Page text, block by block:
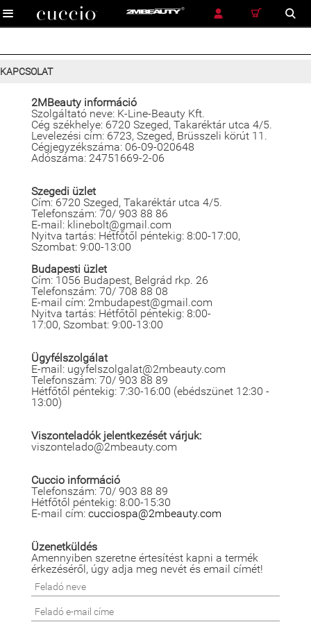
RÉSZLETES KERESÉS
KAPCSOLAT
2MBeauty információ
Szolgáltató neve: K-Line-Beauty Kft.
Cég székhelye: 6720 Szeged, Takaréktár utca 4/5.
Levelezési cím: 6723, Szeged, Brüsszeli körút 11.
Cégjegyzékszáma: 06-09-020648
Adószáma: 24751669-2-06
Szegedi üzlet
Cím: 6720 Szeged, Takaréktár utca 4/5.
Telefonszám: 70/ 903 88 86
E-mail: klinebolt@gmail.com
Nyitva tartás: Hétfőtől péntekig: 8:00-17:00,
Szombat: 9:00-13:00
Budapesti üzlet
Cím: 1056 Budapest, Belgrád rkp. 26
Telefonszám: 70/ 708 88 08
E-mail cím: 2mbudapest@gmail.com
Nyitva tartás: Hétfőtől péntekig: 8:00-
17:00, Szombat: 9:00-13:00
Ügyfélszolgálat
E-mail: ugyfelszolgalat@2mbeauty.com
Telefonszám: 70/ 903 88 89
Hétfőtől péntekig: 7:30-16:00 (ebédszünet 12:30 -
13:00)
Viszonteladók jelentkezését várjuk:
viszontelado@2mbeauty.com
Cuccio információ
Telefonszám: 70/ 903 88 89
Hétfőtől péntekig: 8:00-15:30
E-mail cím: cucciospa@2mbeauty.com
Üzenetküldés
Amennyiben szeretne értesítést kapni a termék
érkezéséről, úgy adja meg nevét és email címét!